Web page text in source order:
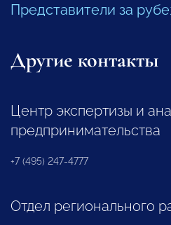
Представители за
Другие контакты
Центр экспертизы и
предпринимательства
+7 (495) 247-4777
Отдел регионального